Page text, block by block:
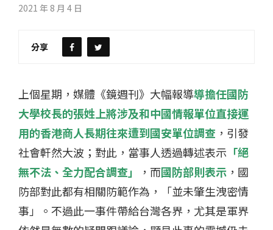
2021 年 8 月 4 日
分享
上個星期，媒體《鏡週刊》大幅報導導擔任國防
大學校長的張姓上將涉及和中國情報單位直接運
用的香港商人長期往來遭到國安單位調查 ，引發
社會軒然大波；對此，當事人透過轉述表示 「絕
無不法、全力配合調查」
，而國防部則表示 ，國
防部對此都有相關防範作為，「並未肇生洩密情
事」。不過此一事件帶給台灣各界，尤其是軍界